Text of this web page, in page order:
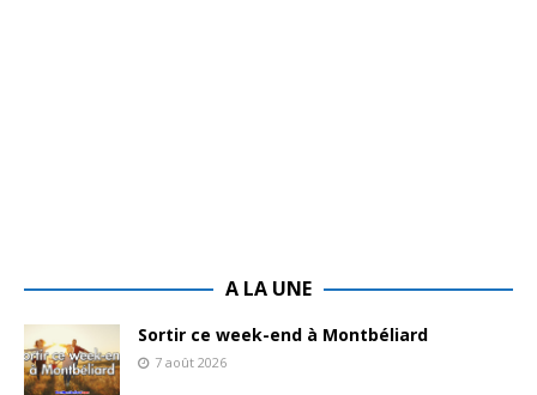
A LA UNE
Sortir ce week-end à Montbéliard
7 août 2026